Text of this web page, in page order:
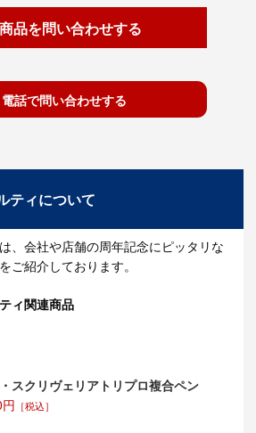
ル最大の特徴でもある「吸水性」を保証するた
自で設けた品質基準の一つです。この様な基準
と、どんなに今治市で作られたタオルでも、5
沈み始めることが無ければ、
ルではないという事になります。
オルの歴史
工場、糸を染める工場、タオルを織る工場等、
もの工場が今治市には集まっており、まさにタ
地と祝っても過言ではないでしょう。
れ、多くの方に愛されております。
ンドマークは、
まれた美しい自然、「太陽」「海」「空」
モチーフとして赤、青、白、の3色のカラーが
品を問い合わせする
電話で問い合わせする
ティについて
、会社や店舗の周年記念にピッタリな
ご紹介しております。
ィ関連商品
スクリヴェリアトリプロ複合ペン
［税込］